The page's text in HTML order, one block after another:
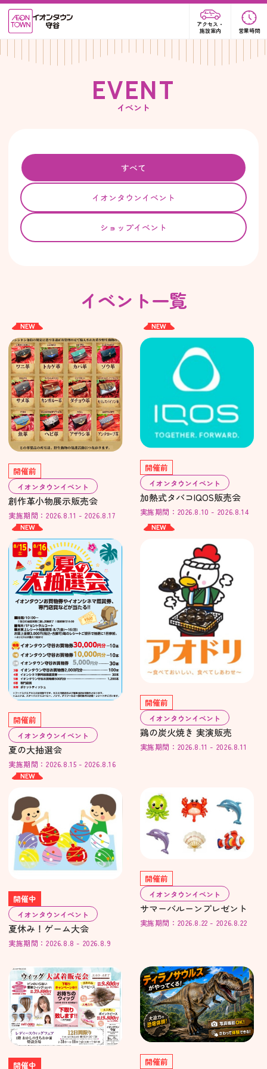
アクセス・
施設案内
営業時間
EVENT
イベント
すべて
イオンタウンイベント
ショップイベント
イベント一覧
NEW
開催前
イオンタウンイベント
創作革小物展示販売会
実施期間：2026.8.11 - 2026.8.17
NEW
開催前
イオンタウンイベント
加熱式タバコIQOS販売会
実施期間：2026.8.10 - 2026.8.14
NEW
開催前
イオンタウンイベント
夏の大抽選会
実施期間：2026.8.15 - 2026.8.16
NEW
開催前
イオンタウンイベント
鶏の炭火焼き 実演販売
実施期間：2026.8.11 - 2026.8.11
NEW
開催中
イオンタウンイベント
夏休み！ゲーム大会
実施期間：2026.8.8 - 2026.8.9
開催前
イオンタウンイベント
サマーバルーンプレゼント
実施期間：2026.8.22 - 2026.8.22
開催中 開催前